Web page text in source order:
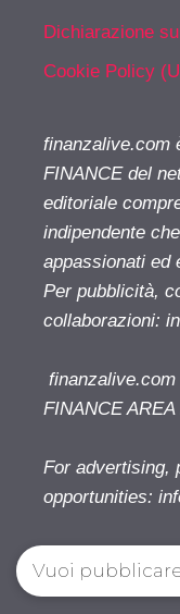
Dichiarazione
Cookie Policy
finanzalive.com
FINANCE del
editoriale
indipendente
appassionati ed
Per pubblicità,
collaborazioni:
FINANCE
For advertising,
opportunities:
Vuoi